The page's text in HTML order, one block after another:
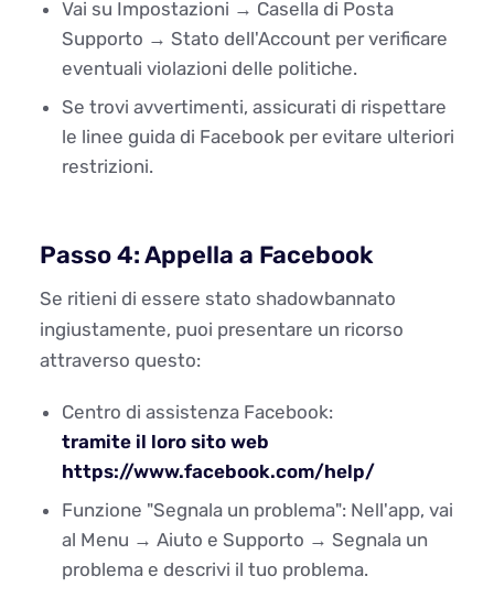
Vai su Impostazioni → Casella di Posta
Supporto → Stato dell'Account per verificare
eventuali violazioni delle politiche.
Se trovi avvertimenti, assicurati di rispettare
le linee guida di Facebook per evitare ulteriori
restrizioni.
Passo 4: Appella a Facebook
Se ritieni di essere stato shadowbannato
ingiustamente, puoi presentare un ricorso
attraverso questo:
Centro di assistenza Facebook:
tramite il loro sito web
https://www.facebook.com/help/
Funzione "Segnala un problema": Nell'app, vai
al Menu → Aiuto e Supporto → Segnala un
problema e descrivi il tuo problema.